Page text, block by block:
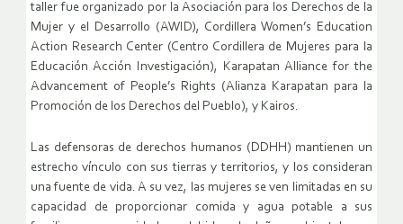
taller fue organizado por la Asociación para los Derechos de la
Mujer y el Desarrollo (AWID), Cordillera Women’s Education
Action Research Center (Centro Cordillera de Mujeres para la
Educación Acción Investigación), Karapatan Alliance for the
Advancement of People’s Rights (Alianza Karapatan para la
Promoción de los Derechos del Pueblo), y Kairos.
Las defensoras de derechos humanos (DDHH) mantienen un
estrecho vínculo con sus tierras y territorios, y los consideran
una fuente de vida. A su vez, las mujeres se ven limitadas en su
capacidad de proporcionar comida y agua potable a sus